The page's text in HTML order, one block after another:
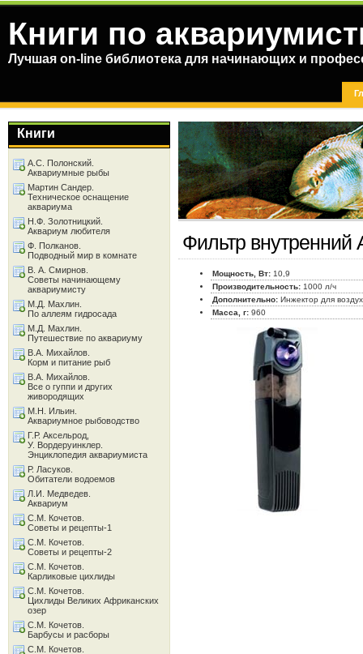
Книги по
Лучшая on-line библиотека для начинающих и
Фильтр внутренний
Мощность, Вт: 10,9
Производительность: 1000 л/ч
Дополнительно: Инжектор для
Масса, г: 960
Книги
А.С. Полонский.
Аквариумные рыбы
Мартин Сандер.
Техническое оснащение
аквариума
Н.Ф. Золотницкий.
Аквариум любителя
Ф. Полканов.
Подводный мир в комнате
В. А. Смирнов.
Советы начинающему
аквариумисту
М.Д. Махлин.
По аллеям гидросада
М.Д. Махлин.
Путешествие по аквариуму
В.А. Михайлов.
Корм и питание рыб
В.А. Михайлов.
Все о гуппи и других
живородящих
М.Н. Ильин.
Аквариумное рыбоводство
Г.Р. Аксельрод,
У. Вордеруинклер.
Энциклопедия аквариумиста
Р. Ласуков.
Обитатели водоемов
Л.И. Медведев.
Аквариум
С.М. Кочетов.
Советы и рецепты-1
С.М. Кочетов.
Советы и рецепты-2
С.М. Кочетов.
Карликовые цихлиды
С.М. Кочетов.
Цихлиды Великих Африканских
озер
С.М. Кочетов.
Барбусы и расборы
С.М. Кочетов.